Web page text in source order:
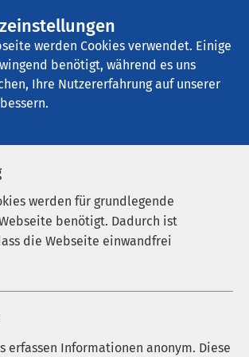
werden Cookies verwendet. Einige
benötigt, während es uns
Ihre Nutzererfahrung auf unserer
werden für grundlegende
benötigt. Dadurch ist
die Webseite einwandfrei
sgalinski
erfassen Informationen anonym. Diese
Oldenburg -
von A bis Z